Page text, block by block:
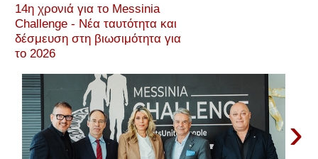
14η χρονιά για το Messinia
Challenge - Nέα ταυτότητα και
δέσμευση στη βιωσιμότητα για
το 2026
›